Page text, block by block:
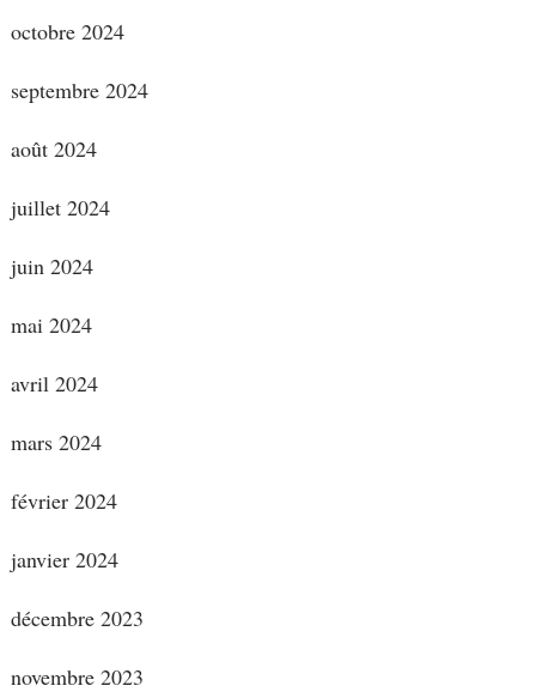
octobre 2024
septembre 2024
août 2024
juillet 2024
juin 2024
mai 2024
avril 2024
mars 2024
février 2024
janvier 2024
décembre 2023
novembre 2023